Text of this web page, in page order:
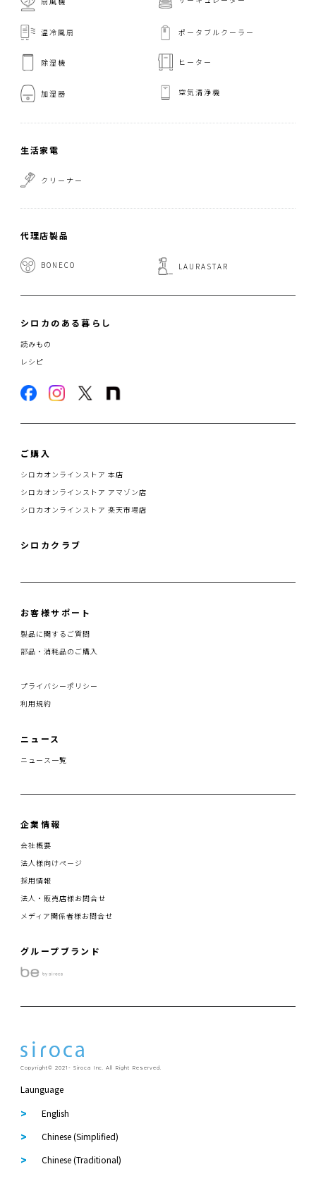
温冷風扇 ポータブルクーラー
除湿機 ヒーター
加湿器 空気清浄機
生活家電
クリーナー
代理店製品
BONECO LAURASTAR
シロカのある暮らし
読みもの
レシピ
ご購入
シロカオンラインストア 本店
シロカオンラインストア アマゾン店
シロカオンラインストア 楽天市場店
シロカクラブ
お客様サポート
製品に関するご質問
部品・消耗品のご購入
プライバシーポリシー
利用規約
ニュース
ニュース一覧
企業情報
会社概要
法人様向けページ
採用情報
法人・販売店様お問合せ
メディア関係者様お問合せ
グループブランド
Copyright© 2021- Siroca Inc. All Right Reserved.
Launguage
English
Chinese (Simplified)
Chinese (Traditional)